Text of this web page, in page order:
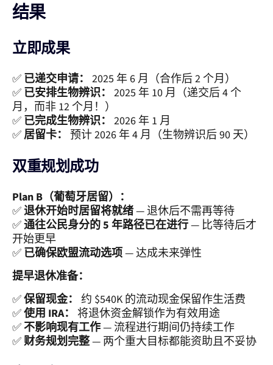
结果
立即成果
✅ 已递交申请： 2025 年 6 月（合作后 2 个月）
✅ 已安排生物辨识： 2025 年 10 月（递交后 4 个
月，而非 12 个月！）
✅ 已完成生物辨识： 2026 年 1 月
✅居留卡： 预计 2026 年 4 月（生物辨识后 90 天）
双重规划成功
Plan B（葡萄牙居留）：
✅退休开始时居留将就绪— 退休后不需再等待
✅通往公民身分的 5 年路径已在进行— 比等待后才
开始更早
✅ 已确保欧盟流动选项— 达成未来弹性
提早退休准备：
✅保留现金： 约 $540K 的流动现金保留作生活费
✅使用 IRA： 将退休资金解锁作为有效用途
✅不影响现有工作— 流程进行期间仍持续工作
✅财务规划完整— 两个重大目标都能资助且不妥协